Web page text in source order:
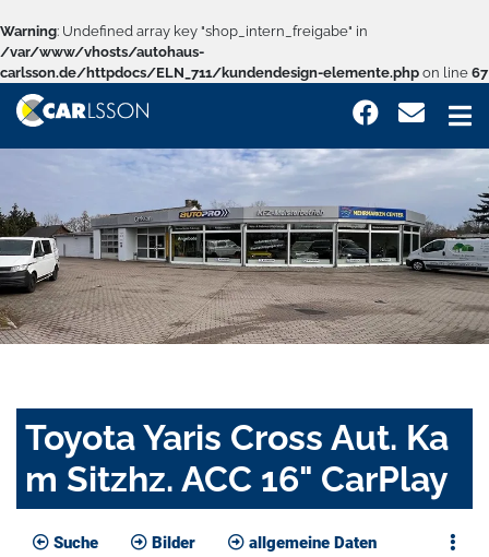
Warning: Undefined array key "shop_intern_freigabe" in
/var/www/vhosts/autohaus-
carlsson.de/httpdocs/ELN_711/kundendesign-elemente.php on line 67
Toyota Yaris Cross Aut. Ka
m Sitzhz. ACC 16" CarPlay
Suche Bilder allgemeine Daten